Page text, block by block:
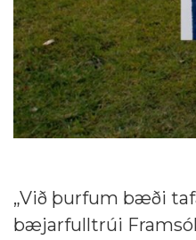
„Við þurfum bæði
bæjarfulltrúi